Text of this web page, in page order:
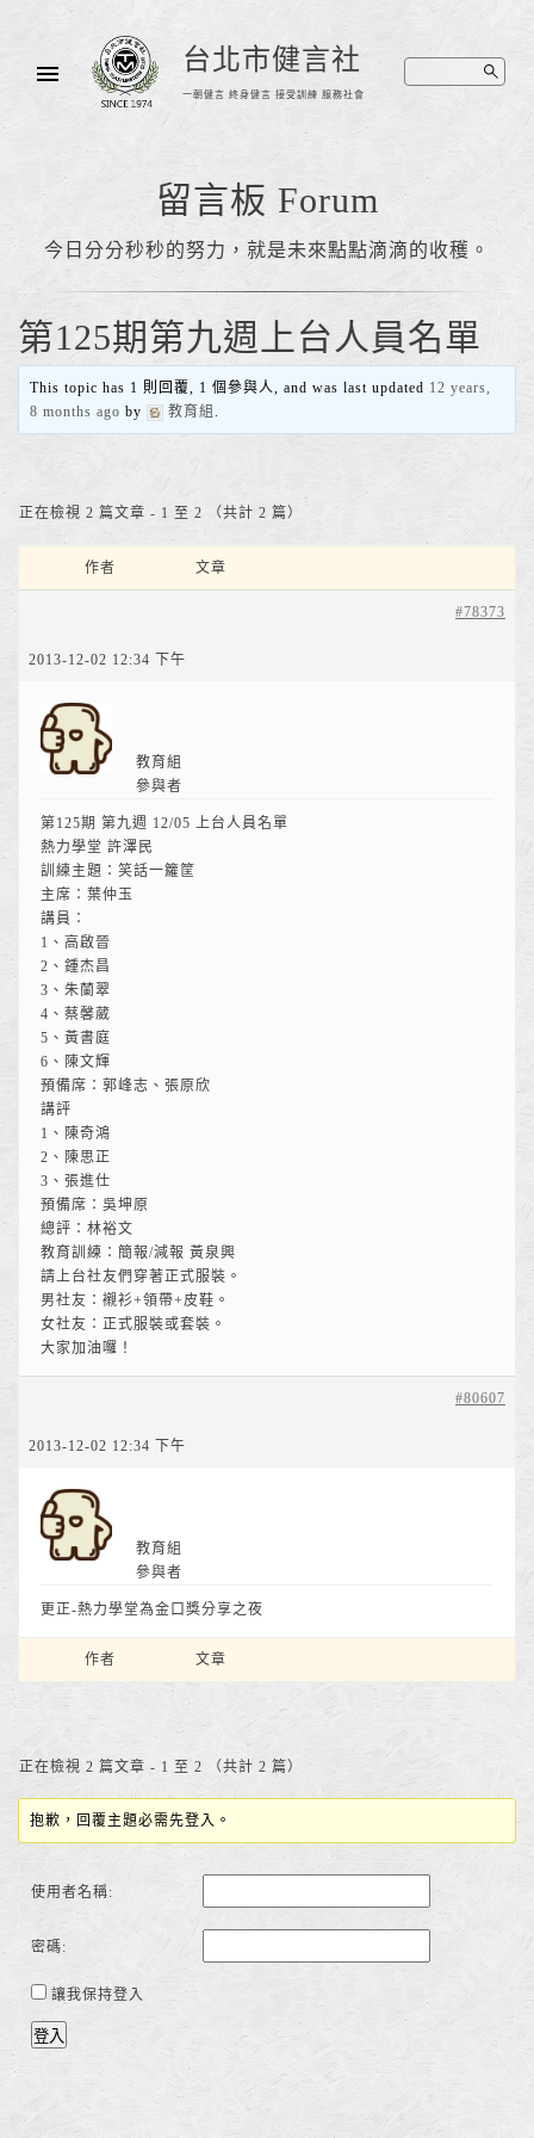
台北市健言社
一朝健言 終身健言 接受訓練 服務社會
留言板 Forum
今日分分秒秒的努力，就是未來點點滴滴的收穫。
第125期第九週上台人員名單
This topic has 1 則回覆, 1 個參與人, and was last updated 12 years,
8 months ago by 教育組 .
正在檢視 2 篇文章 - 1 至 2 （共計 2 篇）
作者 文章
2013-12-02 12:34 下午
#78373
教育組
參與者
第125期 第九週 12/05 上台人員名單
熱力學堂 許澤民
訓練主題：笑話一籮筐
主席：葉仲玉
講員：
1、高啟晉
2、鍾杰昌
3、朱蘭翠
4、蔡馨葳
5、黃書庭
6、陳文輝
預備席：郭峰志、張原欣
講評
1、陳奇鴻
2、陳思正
3、張進仕
預備席：吳坤原
總評：林裕文
教育訓練：簡報/減報 黃泉興
請上台社友們穿著正式服裝。
男社友：襯衫+領帶+皮鞋。
女社友：正式服裝或套裝。
大家加油囉！
2013-12-02 12:34 下午
#80607
教育組
參與者
更正-熱力學堂為金口獎分享之夜
作者 文章
正在檢視 2 篇文章 - 1 至 2 （共計 2 篇）
抱歉，回覆主題必需先登入。
使用者名稱:
密碼:
讓我保持登入
登入